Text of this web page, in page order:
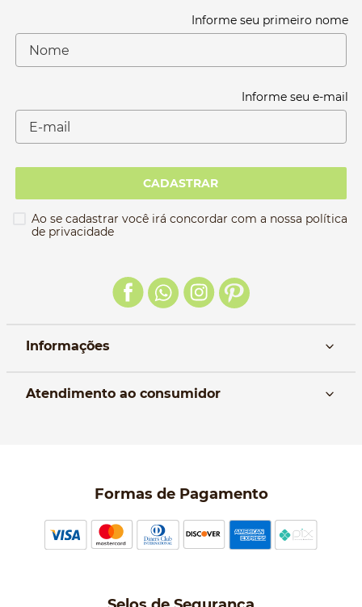
Informe seu primeiro nome
Informe seu e-mail
CADASTRAR
Ao se cadastrar você irá concordar com a nossa política
de privacidade
Informações
Atendimento ao consumidor
Política de Privacidade
Perguntas frequentes
Formas de Pagamento